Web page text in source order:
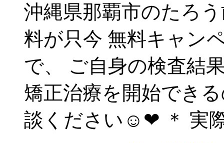
沖縄県那覇市のたろ
料が只今 無料キャン
で、 ご自身の検査結
矯正治療を開始でき
談ください☺️❤︎ ＊ 実